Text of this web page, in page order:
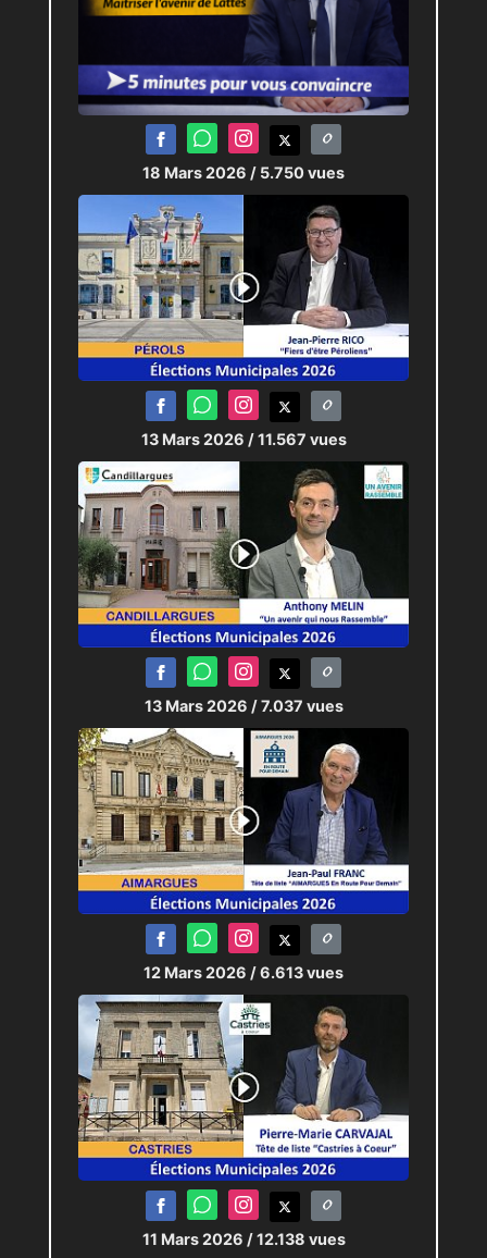
18 Mars 2026 / 5.750 vues
13 Mars 2026 / 11.567 vues
13 Mars 2026 / 7.037 vues
12 Mars 2026 / 6.613 vues
11 Mars 2026 / 12.138 vues